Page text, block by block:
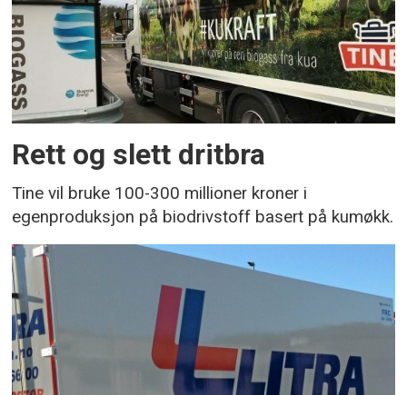
Rett og slett dritbra
Tine vil bruke 100-300 millioner kroner i
egenproduksjon på biodrivstoff basert på kumøkk.